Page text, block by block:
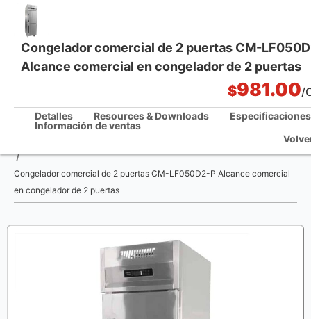
Soluciones integrales de cocina
/
Congelador comercial de 2 puertas CM-LF050D2-P Alcance comercial
en congelador de 2 puertas
Congelador comercial de 2 puertas CM-
Alcance comercial en congelador de 2 puertas
$981.00/
Detalles Resources & Downloads
Especificaciones
Información de ventas